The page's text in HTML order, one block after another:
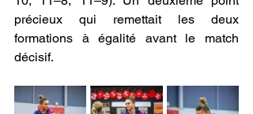
précieux qui remettait les deux
formations à égalité avant le match
décisif.